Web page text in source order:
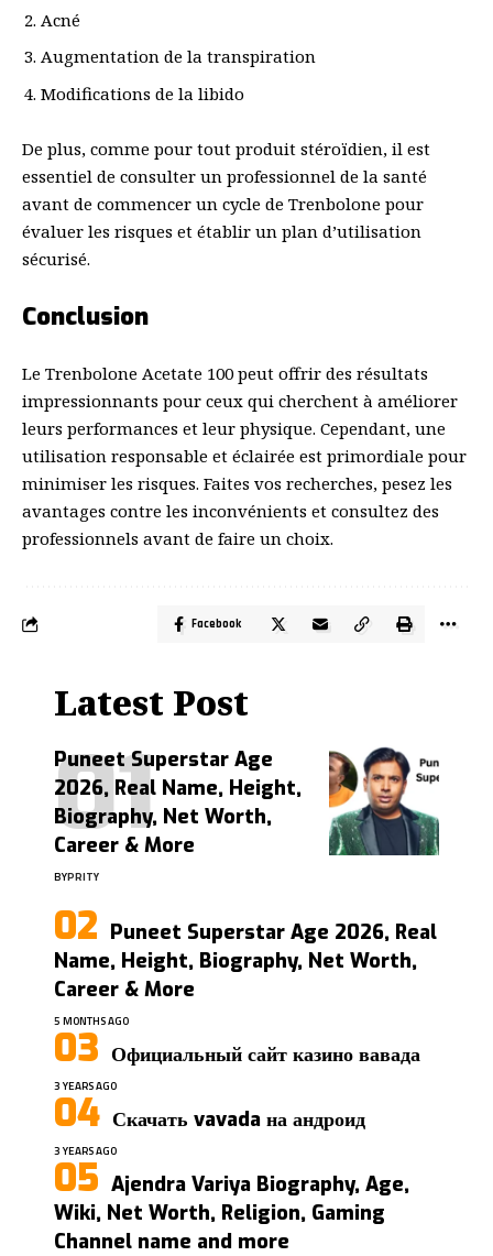
Acné
Augmentation de la transpiration
Modifications de la libido
De plus, comme pour tout produit stéroïdien, il est
essentiel de consulter un professionnel de la santé
avant de commencer un cycle de Trenbolone pour
évaluer les risques et établir un plan d’utilisation
sécurisé.
Conclusion
Le Trenbolone Acetate 100 peut offrir des résultats
impressionnants pour ceux qui cherchent à améliorer
leurs performances et leur physique. Cependant, une
utilisation responsable et éclairée est primordiale pour
minimiser les risques. Faites vos recherches, pesez les
avantages contre les inconvénients et consultez des
professionnels avant de faire un choix.
Facebook
Latest Post
Puneet Superstar Age
2026, Real Name, Height,
Biography, Net Worth,
Career & More
BYPRITY
Puneet Superstar Age 2026, Real
Name, Height, Biography, Net Worth,
Career & More
5 MONTHS AGO
Официальный сайт казино вавада
3 YEARS AGO
Скачать vavada на андроид
3 YEARS AGO
Ajendra Variya Biography, Age,
Wiki, Net Worth, Religion, Gaming
Channel name and more